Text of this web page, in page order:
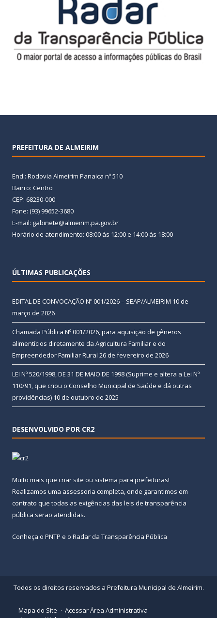
PREFEITURA DE ALMEIRIM
End.: Rodovia Almeirim Panaica nº 510
Bairro: Centro
CEP: 68230-000
Fone: (93) 99652-3680
E-mail: gabinete@almeirim.pa.gov.br
Horário de atendimento: 08:00 às 12:00 e 14:00 às 18:00
ÚLTIMAS PUBLICAÇÕES
EDITAL DE CONVOCAÇÃO Nº 001/2026 – SEAP/ALMEIRIM 10 de
março de 2026
Chamada Pública Nº 001/2026, para aquisição de gêneros
alimentícios diretamente da Agricultura Familiar e do
Empreendedor Familiar Rural 26 de fevereiro de 2026
LEI Nº 520/1998, DE 31 DE MAIO DE 1998 (Suprime e altera a Lei Nº
110/91, que criou o Conselho Municipal de Saúde e dá outras
providências) 10 de outubro de 2025
DESENVOLVIDO POR CR2
Muito mais que criar site ou sistema para prefeituras!
Realizamos uma assessoria completa, onde garantimos em
contrato que todas as exigências das leis de transparência
pública serão atendidas.
Conheça o PNTP e o Radar da Transparência Pública
Todos os direitos reservados a Prefeitura Municipal de Almeirim.
Mapa do Site
Acessar Área Administrativa